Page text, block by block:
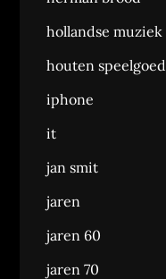
hollandse muziek
houten speelgoed
iphone
it
jan smit
jaren
jaren 60
jaren 70